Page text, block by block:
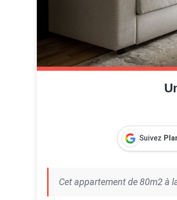
Suivez
Cet appartement de 80m2 à